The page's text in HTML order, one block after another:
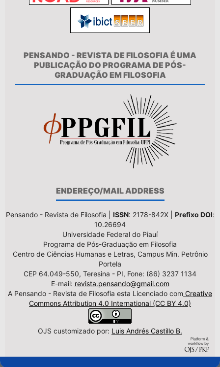
PENSANDO - REVISTA DE FILOSOFIA É UMA
PUBLICAÇÃO DO PROGRAMA DE PÓS-
GRADUAÇÃO EM FILOSOFIA
ENDEREÇO/MAIL ADDRESS
Pensando - Revista de Filosofia | ISSN: 2178-842X | Prefixo DOI:
10.26694
Universidade Federal do Piauí
Programa de Pós-Graduação em Filosofia
Centro de Ciências Humanas e Letras, Campus Min. Petrônio
Portela
CEP 64.049-550, Teresina - PI, Fone: (86) 3237 1134
E-mail: revista.pensando@gmail.com
A Pensando - Revista de Filosofia esta Licenciado com Creative
Commons Attribution 4.0 International (CC BY 4.0)
OJS customizado por: Luis Andrés Castillo B.